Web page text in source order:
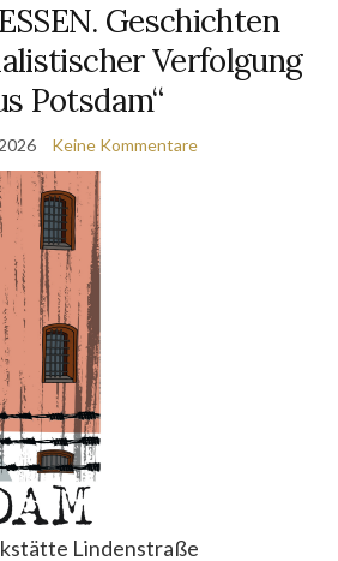
Geschichten
Verfolgung
Potsdam“
Keine Kommentare
Lindenstraße